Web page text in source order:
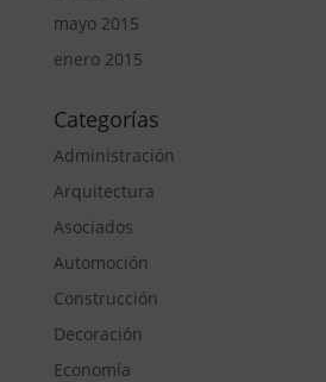
mayo 2015
enero 2015
Categorías
Administración
Arquitectura
Asociados
Automoción
Construcción
Decoración
Economía